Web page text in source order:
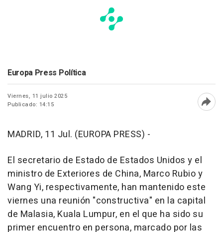
Europa Press Política
Viernes, 11 julio 2025
Publicado: 14:15
MADRID, 11 Jul. (EUROPA PRESS) -
El secretario de Estado de Estados Unidos y el
ministro de Exteriores de China, Marco Rubio y
Wang Yi, respectivamente, han mantenido este
viernes una reunión "constructiva" en la capital
de Malasia, Kuala Lumpur, en el que ha sido su
primer encuentro en persona, marcado por las